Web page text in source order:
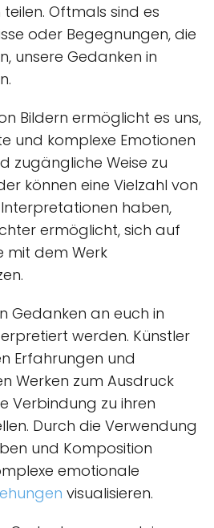
Oftmals sind es
oder Begegnungen, die
unsere Gedanken in
Bildern ermöglicht es uns,
und komplexe Emotionen
zugängliche Weise zu
können eine Vielzahl von
haben,
ermöglicht, sich auf
mit dem Werk
Gedanken an euch in
werden. Künstler
Erfahrungen und
Werken zum Ausdruck
Verbindung zu ihren
Durch die Verwendung
und Komposition
emotionale
visualisieren.